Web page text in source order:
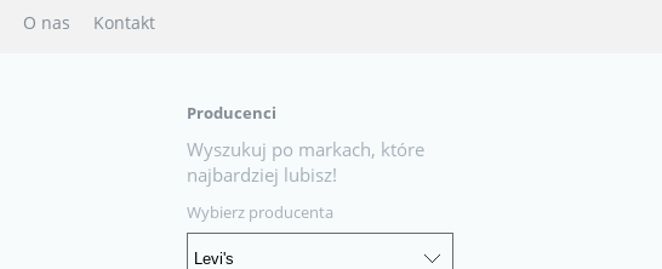
O nas Kontakt
Producenci
Wyszukuj po markach, które
najbardziej lubisz!
Wybierz producenta